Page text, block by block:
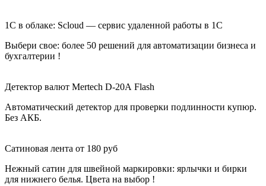
1С в облаке: Scloud — сервис удаленной работы в 1С
Выбери свое: более 50 решений для автоматизации бизнеса и
бухгалтерии !
Детектор валют Mertech D-20А Flash
Автоматический детектор для проверки подлинности купюр.
Без АКБ.
Сатиновая лента от 180 руб
Нежный сатин для швейной маркировки: ярлычки и бирки
для нижнего белья. Цвета на выбор !